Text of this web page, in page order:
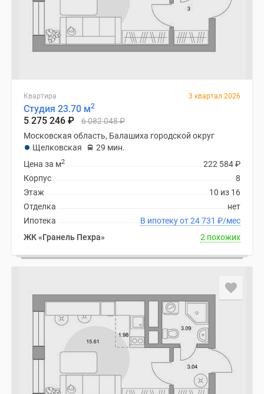
Квартира 3 квартал 2026
Студия 23.70 м2
5 275 246 ₽ 6 082 048₽
Московская область, Балашиха городской округ
Щелковская
29 мин.
222 584₽
Цена за м2
8
Корпус
10 из 16
Этаж
нет
Отделка
В ипотеку от 24 731 ₽/мес
Ипотека
ЖК «Гранель Пехра»
2 похожих